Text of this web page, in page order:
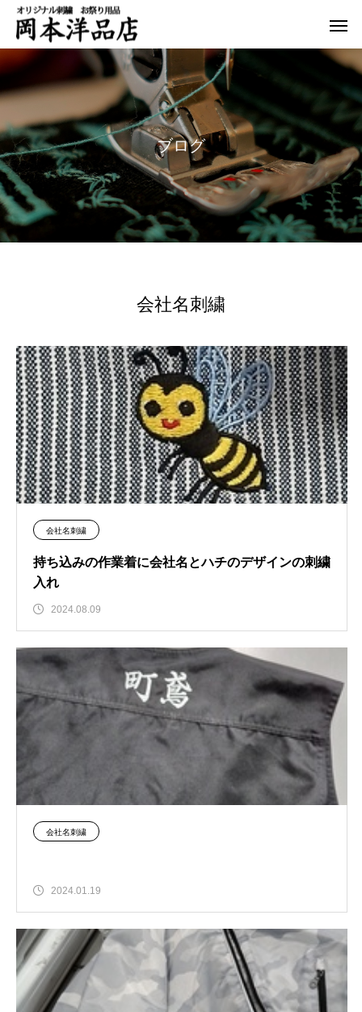
ブログ
会社名刺繍
会社名刺繍
持ち込みの作業着に会社名とハチのデザインの刺繍
入れ
2024.08.09
会社名刺繍
2024.01.19